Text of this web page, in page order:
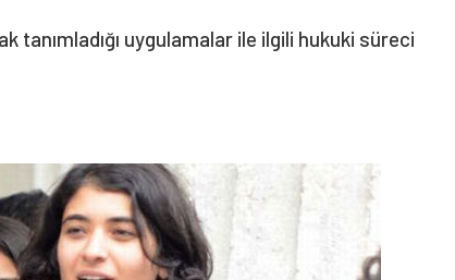
tanımladığı uygulamalar ile ilgili hukuki süreci